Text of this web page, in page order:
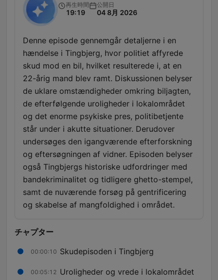
再生時間
19:19
公開日
04 8月 2026
Denne episode gennemgår detaljerne i en
hændelse i Tingbjerg, hvor politiet affyrede
skud mod en bil, hvilket resulterede i, at en
22-årig mand blev ramt. Diskussionen belyser
de uklare omstændigheder omkring biljagten,
de efterfølgende uroligheder i lokalområdet
og det enorme psykiske pres, politibetjente
står under i akutte situationer. Derudover
undersøges den igangværende efterforskning
og eftersøgningen af vidner. Episoden belyser
også Tingbjergs historiske udfordringer med
bandekriminalitet og tidligere ghetto-stempel,
samt de nuværende forsøg på gentrificering
og skabelse af mangfoldighed i området.
チャプター
00:00:10 Skudepisoden i Tingbjerg
00:05:12 Uroligheder og vrede i lokalområdet